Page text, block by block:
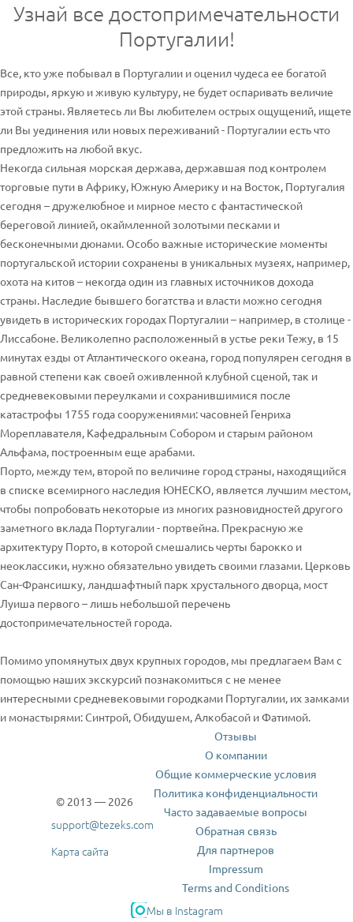
Узнай все достопримечательности
Португалии!
Все, кто уже побывал в Португалии и оценил чудеса ее богатой
природы, яркую и живую культуру, не будет оспаривать величие
этой страны. Являетесь ли Вы любителем острых ощущений, ищете
ли Вы уединения или новых переживаний - Португалии есть что
предложить на любой вкус.
Некогда сильная морская держава, державшая под контролем
торговые пути в Африку, Южную Америку и на Восток, Португалия
сегодня – дружелюбное и мирное место с фантастической
береговой линией, окаймленной золотыми песками и
бесконечными дюнами. Особо важные исторические моменты
португальской истории сохранены в уникальных музеях, например,
охота на китов – некогда один из главных источников дохода
страны. Наследие бывшего богатства и власти можно сегодня
увидеть в исторических городах Португалии – например, в столице -
Лиссабоне. Великолепно расположенный в устье реки Тежу, в 15
минутах езды от Атлантического океана, город популярен сегодня в
равной степени как своей оживленной клубной сценой, так и
средневековыми переулками и сохранившимися после
катастрофы 1755 года сооружениями: часовней Генриха
Мореплавателя, Кафедральным Собором и старым районом
Альфама, построенным еще арабами.
Порто, между тем, второй по величине город страны, находящийся
в списке всемирного наследия ЮНЕСКО, является лучшим местом,
чтобы попробовать некоторые из многих разновидностей другого
заметного вклада Португалии - портвейна. Прекрасную же
архитектуру Порто, в которой смешались черты барокко и
неоклассики, нужно обязательно увидеть своими глазами. Церковь
Сан-Франсишку, ландшафтный парк хрустального дворца, мост
Луиша первого – лишь небольшой перечень
достопримечательностей города.
Помимо упомянутых двух крупных городов, мы предлагаем Вам с
помощью наших экскурсий познакомиться с не менее
интересными средневековыми городками Португалии, их замками
и монастырями: Синтрой, Обидушем, Алкобасой и Фатимой.
© 2013 — 2026
support@tezeks.com
Карта сайта
Отзывы
О компании
Общие коммерческие условия
Политика конфиденциальности
Часто задаваемые вопросы
Обратная связь
Для партнеров
Impressum
Terms and Conditions
Мы в Instagram